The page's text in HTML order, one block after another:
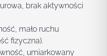
brak aktywności
mało ruchu
fizyczna).
umiarkowany